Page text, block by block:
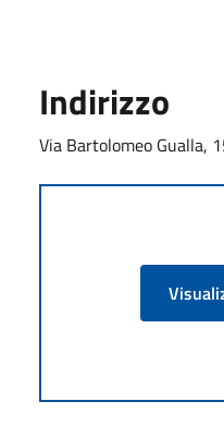
Indirizzo
Via Bartolomeo Gualla,